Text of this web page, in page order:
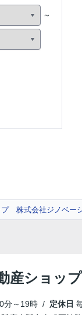
プ 株式会社ジノベー
産ショッ
分～19時 / 定休日